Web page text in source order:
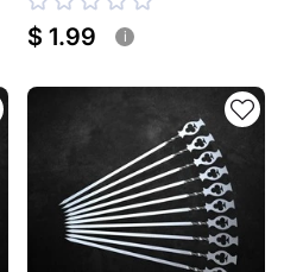
$ 1.99 i